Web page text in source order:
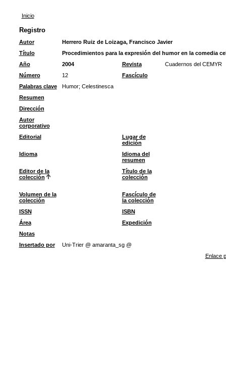
Inicio
Registro
Autor
Herrero Ruiz de Loizaga, Francisco Javier
Título
Procedimientos para la expresión del humor en la comedia
Año
2004 Revista
Cuadernos del CEMYR
Número
12
Fascículo
Palabras clave
Humor; Celestinesca
Resumen
Dirección
Autor
corporativo
Editorial
Lugar de
edición
Idioma
Idioma del
resumen
Editor de la
colección
Título de la
colección
Volumen de la
colección
Fascículo de
la colección
ISSN
ISBN
Área
Expedición
Notas
Insertado por
Uni-Trier @ amaranta_sg @
Enlace